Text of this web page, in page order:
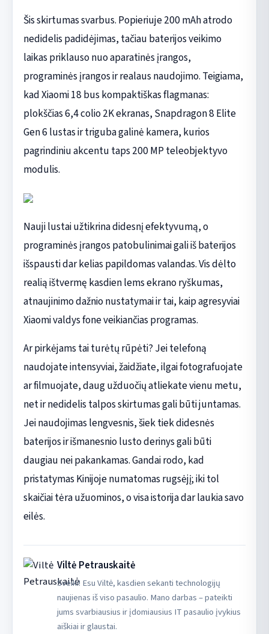
Šis skirtumas svarbus. Popieriuje 200 mAh atrodo
nedidelis padidėjimas, tačiau baterijos veikimo
laikas priklauso nuo aparatinės įrangos,
programinės įrangos ir realaus naudojimo. Teigiama,
kad Xiaomi 18 bus kompaktiškas flagmanas:
plokščias 6,4 colio 2K ekranas, Snapdragon 8 Elite
Gen 6 lustas ir triguba galinė kamera, kurios
pagrindiniu akcentu taps 200 MP teleobjektyvo
modulis.
Nauji lustai užtikrina didesnį efektyvumą, o
programinės įrangos patobulinimai gali iš baterijos
išspausti dar kelias papildomas valandas. Vis dėlto
realią ištvermę kasdien lems ekrano ryškumas,
atnaujinimo dažnio nustatymai ir tai, kaip agresyviai
Xiaomi valdys fone veikiančias programas.
Ar pirkėjams tai turėtų rūpėti? Jei telefoną
naudojate intensyviai, žaidžiate, ilgai fotografuojate
ar filmuojate, daug užduočių atliekate vienu metu,
net ir nedidelis talpos skirtumas gali būti juntamas.
Jei naudojimas lengvesnis, šiek tiek didesnės
baterijos ir išmanesnio lusto derinys gali būti
daugiau nei pakankamas. Gandai rodo, kad
pristatymas Kinijoje numatomas rugsėjį; iki tol
skaičiai tėra užuominos, o visa istorija dar laukia savo
eilės.
Viltė Petrauskaitė
Sveiki! Esu Viltė, kasdien sekanti technologijų
naujienas iš viso pasaulio. Mano darbas – pateikti
jums svarbiausius ir įdomiausius IT pasaulio įvykius
aiškiai ir glaustai.